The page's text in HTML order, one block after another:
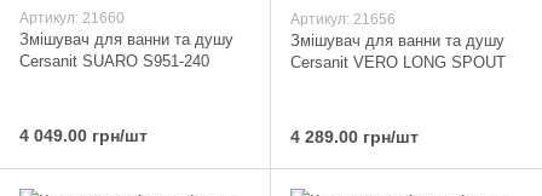
Артикул: 21660
Змішувач для ванни та душу
Cersanit SUARO S951-240
4 049.00 грн/шт
Артикул: 21656
Змішувач для ванни та душу
Cersanit VERO LONG SPOUT
4 289.00 грн/шт